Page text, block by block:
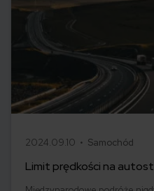
2024.09.10 • Samochód
Limit prędkości na